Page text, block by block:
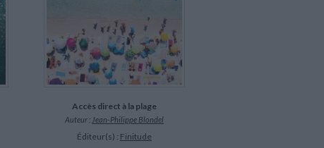
Accès direct à la plage
Auteur : Jean-Philippe Blondel
Éditeur(s) : Finitude